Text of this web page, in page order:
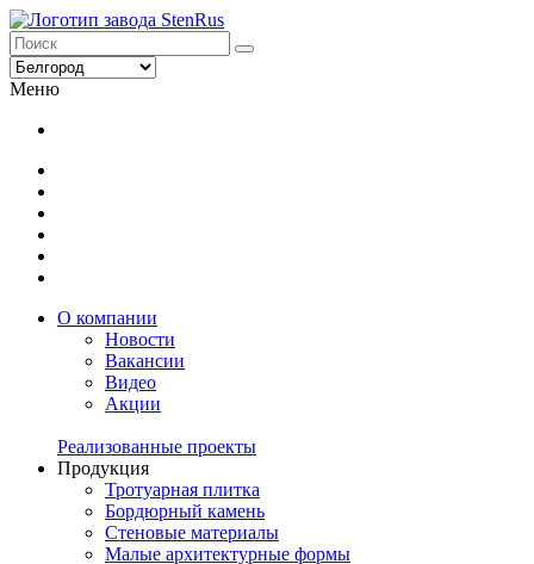
Меню
О компании
Новости
Вакансии
Видео
Акции
Реализованные проекты
Продукция
Тротуарная плитка
Бордюрный камень
Стеновые материалы
Малые архитектурные формы